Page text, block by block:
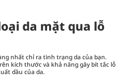
da mặt qua lỗ
nhất chỉ ra tình trạng da của bạn.
kích thước và khả năng gây bít tắc lỗ
dầu của da.